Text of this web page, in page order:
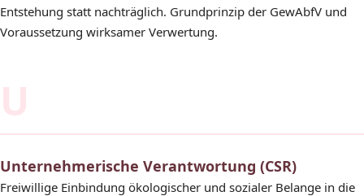
Entstehung statt nachträglich. Grundprinzip der GewAbfV und
Voraussetzung wirksamer Verwertung.
U
Unternehmerische Verantwortung (CSR)
Freiwillige Einbindung ökologischer und sozialer Belange in die